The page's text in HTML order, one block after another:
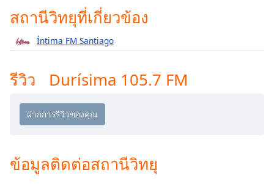
descriptions
off,
selected
Subtitles
settings,
opens
dialog
subtitles
สถานีวิทยุที่เกี่ยวข้อง
Íntima FM Santiago
รีวิว Durísima 105.7 FM
ข้อมูลติดต่อสถานีวิทยุ